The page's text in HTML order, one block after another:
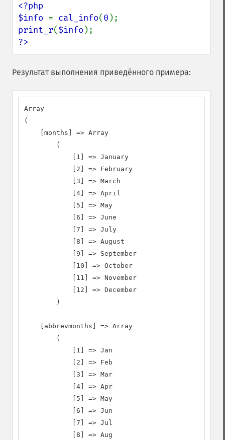
<?php
$info = cal_info(0
print_r($info
?>
Результат выполнения приведённого примера:
Array
(
    [months] => Array
        (
            [1] => January
            [2] => February
            [3] => March
            [4] => April
            [5] => May
            [6] => June
            [7] => July
            [8] => August
            [9] => September
            [10] => October
            [11] => November
            [12] => December
        )
    [abbrevmonths] => Array
        (
            [1] => Jan
            [2] => Feb
            [3] => Mar
            [4] => Apr
            [5] => May
            [6] => Jun
            [7] => Jul
            [8] => Aug